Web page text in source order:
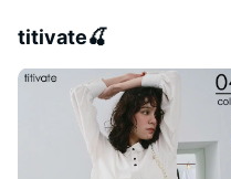
titivate🍒